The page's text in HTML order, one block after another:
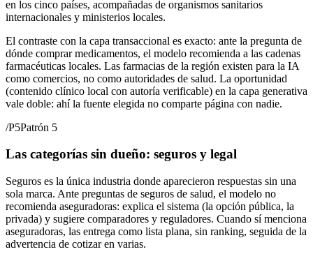
en los cinco países, acompañadas de organismos sanitarios
internacionales y ministerios locales.
El contraste con la capa transaccional es exacto: ante la pregunta de
dónde comprar medicamentos, el modelo recomienda a las cadenas
farmacéuticas locales. Las farmacias de la región existen para la IA
como comercios, no como autoridades de salud. La oportunidad
(contenido clínico local con autoría verificable) en la capa generativa
vale doble: ahí la fuente elegida no comparte página con nadie.
/P5Patrón 5
Las categorías sin dueño: seguros y legal
Seguros es la única industria donde aparecieron respuestas sin una
sola marca. Ante preguntas de seguros de salud, el modelo no
recomienda aseguradoras: explica el sistema (la opción pública, la
privada) y sugiere comparadores y reguladores. Cuando sí menciona
aseguradoras, las entrega como lista plana, sin ranking, seguida de la
advertencia de cotizar en varias.